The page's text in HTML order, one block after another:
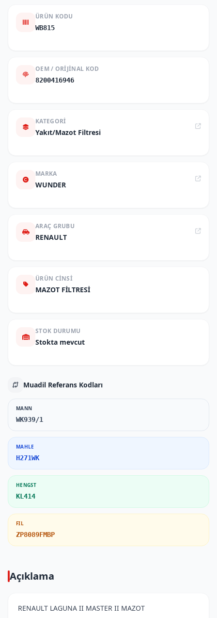
ÜRÜN KODU
WB815
OEM / ORIJINAL KOD
8200416946
KATEGORI
Yakıt/Mazot Filtresi
MARKA
WUNDER
ARAÇ GRUBU
RENAULT
ÜRÜN CINSI
MAZOT FİLTRESİ
STOK DURUMU
Stokta mevcut
Muadil Referans Kodları
MANN
WK939/1
MAHLE
H271WK
HENGST
KL414
FIL
ZP8089FMBP
Açıklama
RENAULT LAGUNA II MASTER II MAZOT